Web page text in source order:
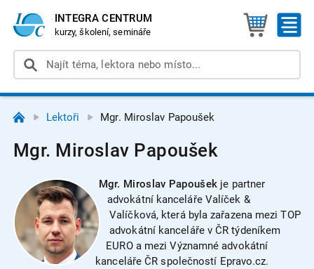
INTEGRA CENTRUM
kurzy, školení, semináře
Lektoři Mgr. Miroslav Papoušek
Mgr. Miroslav Papoušek
Mgr. Miroslav Papoušek je partner
advokátní kanceláře Valíček &
Valíčková, která byla zařazena mezi TOP
advokátní kanceláře v ČR týdeníkem
EURO a mezi Významné advokátní
kanceláře ČR společností Epravo.cz.